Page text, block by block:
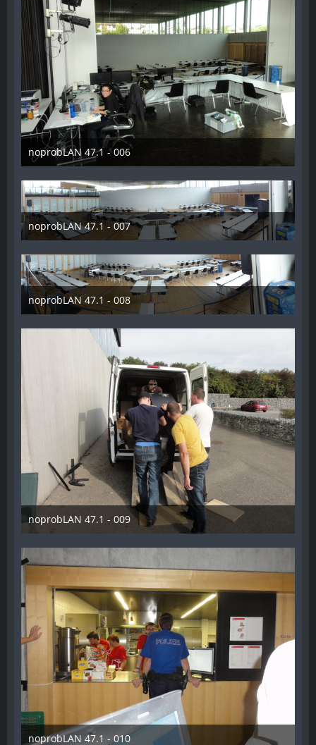
noprobLAN 47.1 - 006
26. Oktober 2014
noprobLAN 47.1 - 007
26. Oktober 2014
noprobLAN 47.1 - 008
26. Oktober 2014
noprobLAN 47.1 - 009
26. Oktober 2014
noprobLAN 47.1 - 010